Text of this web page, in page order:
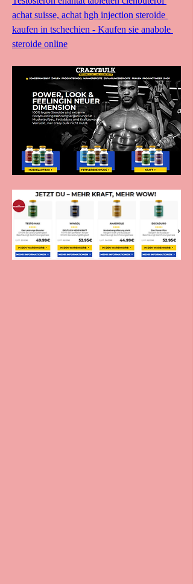
achat suisse, achat hgh injection steroide
kaufen in tschechien - Kaufen sie anabole
steroide online